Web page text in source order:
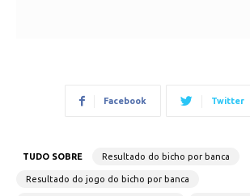
Facebook Twitter
TUDO SOBRE Resultado do bicho por banca
Resultado do jogo do bicho por banca